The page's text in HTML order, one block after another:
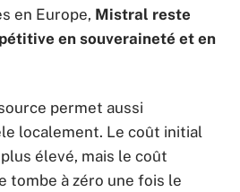
en Europe, Mistral reste
en souveraineté et en
permet aussi
localement. Le coût initial
élevé, mais le coût
tombe à zéro une fois le